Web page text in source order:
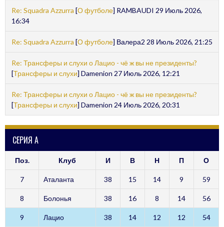
Re: Squadra Azzurra [О футболе] RAMBAUDI 29 Июль 2026,
16:34
Re: Squadra Azzurra [О футболе] Валера2 28 Июль 2026, 21:25
Re: Трансферы и слухи о Лацио - чё ж вы не президенты?
[Трансферы и слухи] Damenion 27 Июль 2026, 12:21
Re: Трансферы и слухи о Лацио - чё ж вы не президенты?
[Трансферы и слухи] Damenion 24 Июль 2026, 20:31
СЕРИЯ А
Поз. Клуб И В Н П О
7 Аталанта 38 15 14 9 59
8 Болонья 38 16 8 14 56
9 Лацио 38 14 12 12 54